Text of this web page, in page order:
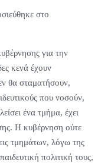
στο
για την
κενά έχουν
θα σταματήσουν,
που νοσούν,
ένα τμήμα, έχει
Η κυβέρνηση ούτε
τμημάτων, λόγω της
πολιτική τους,